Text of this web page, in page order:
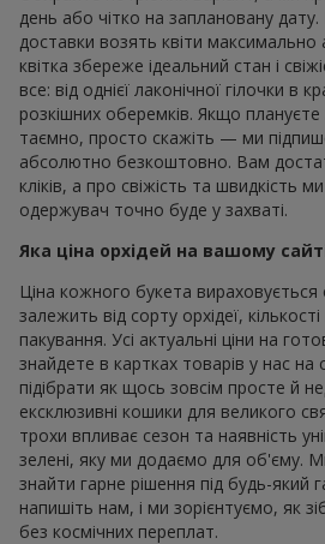
день або чітко на заплановану дату.
доставки возять квіти
квітка збереже ідеальний стан і
все: від однієї лаконічної гілочки в
розкішних оберемків. Якщо
таємно, просто скажіть — ми
абсолютно безкоштовно. Вам
кліків, а про свіжість та швидкість
одержувач точно буде у захваті.
Яка ціна орхідей на вашому
Ціна кожного букета
залежить від сорту орхідеї,
пакування. Усі актуальні ціни на
знайдете в картках товарів у нас на
підібрати як щось зовсім просте й
ексклюзивні кошики для великого
трохи впливає сезон та наявність
зелені, яку ми додаємо для об'єму.
знайти гарне рішення під будь-який
напишіть нам, і ми зорієнтуємо, як
без космічних переплат.